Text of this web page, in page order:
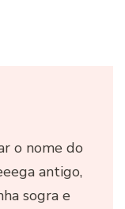
o nome do
antigo,
sogra e